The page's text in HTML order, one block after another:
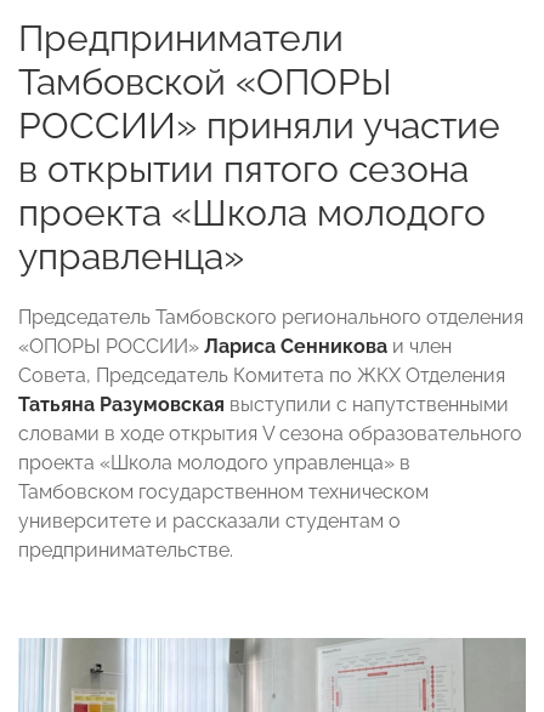
Предприниматели
Тамбовской «ОПОРЫ
РОССИИ» приняли участие
в открытии пятого сезона
проекта «Школа молодого
управленца»
Председатель Тамбовского регионального отделения
«ОПОРЫ РОССИИ» Лариса Сенникова и член
Совета, Председатель Комитета по ЖКХ Отделения
Татьяна Разумовская выступили с напутственными
словами в ходе открытия V сезона образовательного
проекта «Школа молодого управленца» в
Тамбовском государственном техническом
университете и рассказали студентам о
предпринимательстве.